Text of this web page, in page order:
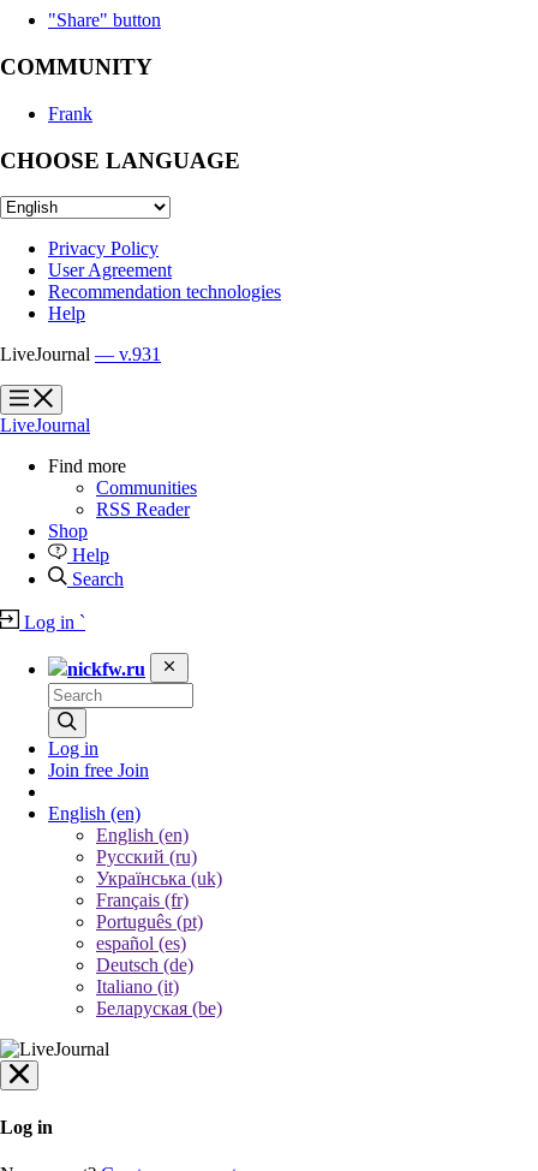
"Share" button
COMMUNITY
Frank
CHOOSE LANGUAGE
Privacy Policy
User Agreement
Recommendation technologies
Help
LiveJournal — v.931
?
?
LiveJournal
Find more
Communities
RSS Reader
Shop
Help
Search
Log in `
nickfw.ru
Log in
Join free Join
English (en)
English (en)
Русский (ru)
Українська (uk)
Français (fr)
Português (pt)
español (es)
Deutsch (de)
Italiano (it)
Беларуская (be)
Log in